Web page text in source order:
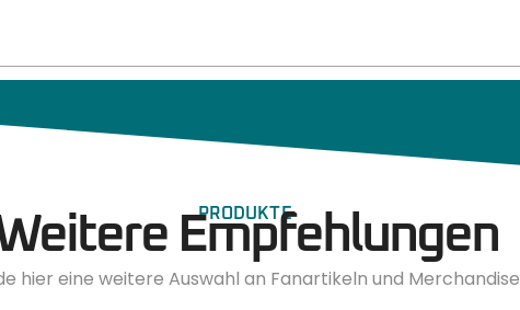
PRODUKTE
Empfehlungen
hier eine weitere Auswahl an Fanartikeln und Merchandise